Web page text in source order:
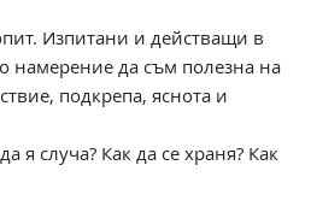
Изпитани и действащи в
намерение да съм полезна на
подкрепа, яснота и
я случа? Как да се храня? Как